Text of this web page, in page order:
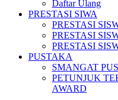
Daftar Ulang
PRESTASI SIWA
PRESTASI
PRESTASI
PRESTASI
PUSTAKA
SMANGAT
PETUNJUK
AWARD